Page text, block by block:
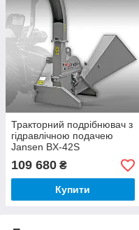
Тракторний подрібнювач з
гідравлічною подачею
Jansen BX-42S
109 680 ₴
Купити